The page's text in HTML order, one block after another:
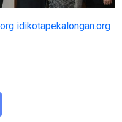
idikotapekalongan.org